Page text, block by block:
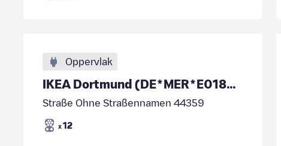
Oppervlak
IKEA Dortmund (DE*MER*E018227)
Straße Ohne Straßennamen 44359
x 12